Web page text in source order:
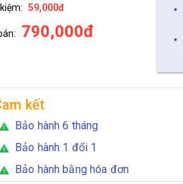
59,000đ
790,000đ
kết
warning Bảo hành 6 tháng
warning Bảo hành 1 đổi 1
warning Bảo hành bằng hóa đơn